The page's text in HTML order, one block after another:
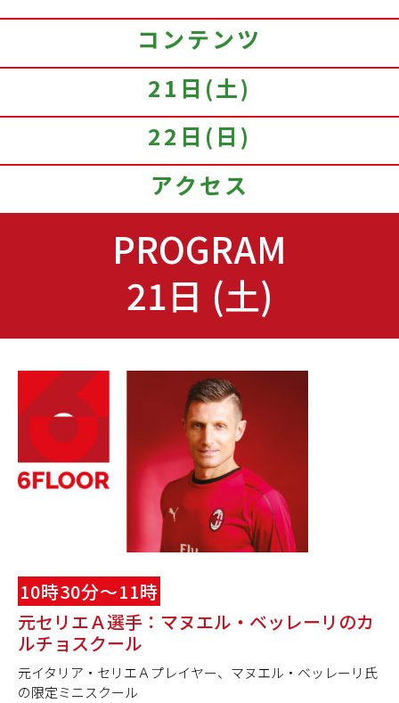
コンテンツ
21日(土)
22日(日)
アクセス
PROGRAM
21日 (土)
10時30分～11時
元セリエＡ選手：マヌエル・ベッレーリのカ
ルチョスクール
元イタリア・セリエＡプレイヤー、マヌエル・ベッレーリ氏
の限定ミニスクール